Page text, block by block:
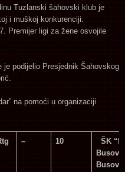
Tuzlanski šahovski klub je
i muškoj konkurenciji.
Premijer ligi za žene osvojile
je podijelio Presjednik Šahovskog
na pomoći u organizaciji
– 10
ŠK